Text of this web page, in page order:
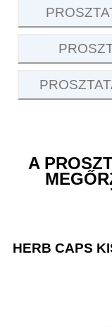
A
HERB CAPS